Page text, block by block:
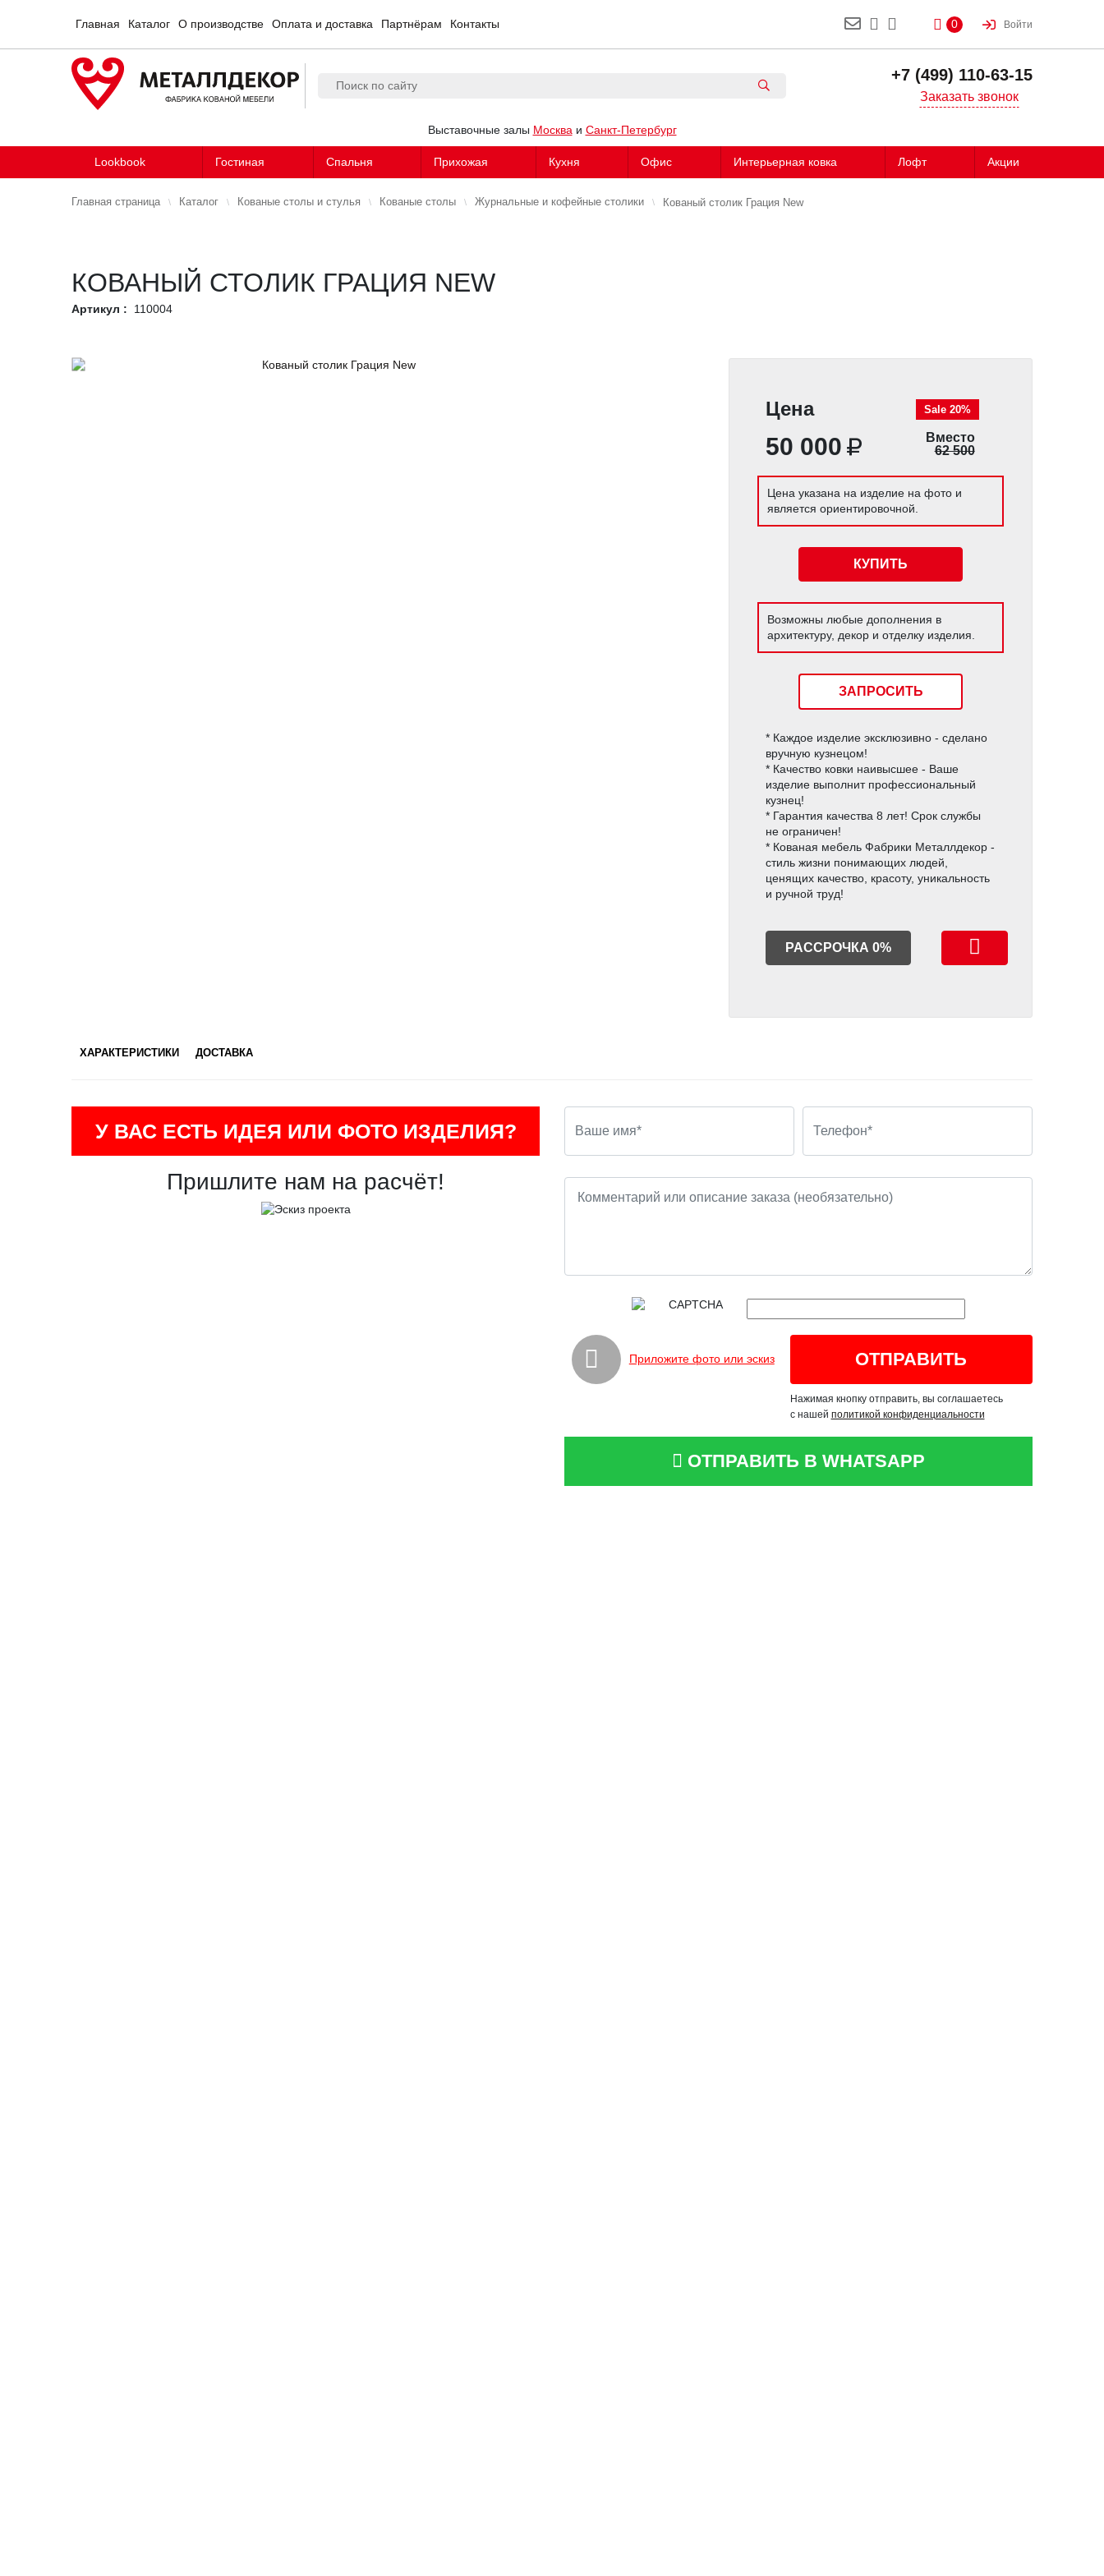
Главная Каталог О производстве Оплата и доставка Партнёрам Контакты 0 Войти
+7 (499) 110-63-15
Заказать звонок
Выставочные залы Москва и Санкт-Петербург
Lookbook Гостиная Спальня Прихожая Кухня Офис Интерьерная ковка Лофт Акции
Главная страница Каталог Кованые столы и стулья Кованые столы Журнальные и кофейные столики Кованый столик Грация New
КОВАНЫЙ СТОЛИК ГРАЦИЯ NEW
Артикул : 110004
Цена
50 000
Sale 20%
Вместо
62 500
Цена указана на изделие на фото и
является ориентировочной.
КУПИТЬ
Возможны любые дополнения в
архитектуру, декор и отделку изделия.
ЗАПРОСИТЬ
* Каждое изделие эксклюзивно - сделано
вручную кузнецом!
* Качество ковки наивысшее - Ваше
изделие выполнит профессиональный
кузнец!
* Гарантия качества 8 лет! Срок службы
не ограничен!
* Кованая мебель Фабрики Металлдекор -
стиль жизни понимающих людей,
ценящих качество, красоту, уникальность
и ручной труд!
РАССРОЧКА 0%
ХАРАКТЕРИСТИКИ ДОСТАВКА
У ВАС ЕСТЬ ИДЕЯ ИЛИ ФОТО ИЗДЕЛИЯ?
Пришлите нам на расчёт!
Приложите фото или эскиз
Нажимая кнопку отправить, вы соглашаетесь
с нашей политикой конфиденциальности
ОТПРАВИТЬ В WHATSAPP